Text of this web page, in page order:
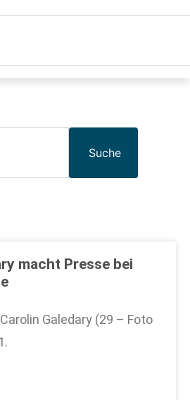
Suche
macht Presse bei
Galedary (29 – Foto